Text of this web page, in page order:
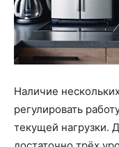
Наличие
регулировать
текущей нагрузки.